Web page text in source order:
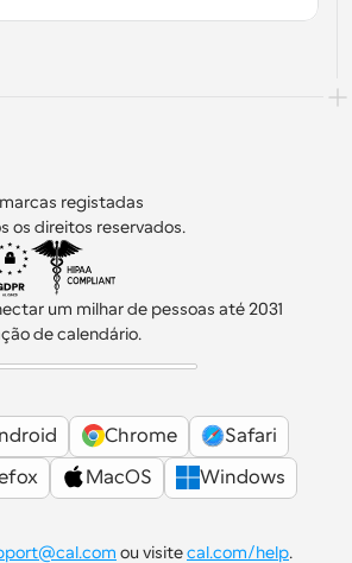
registadas
os direitos reservados.
um milhar de pessoas até 2031
de calendário.
Chrome
Safari
MacOS
Windows
ou visite cal.com/help.